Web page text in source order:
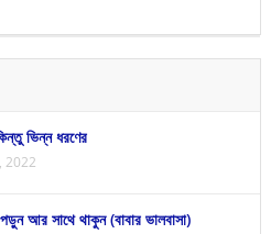
ভিন্ন ধরণের
2022
আর সাথে থাকুন (বাবার ভালবাসা)